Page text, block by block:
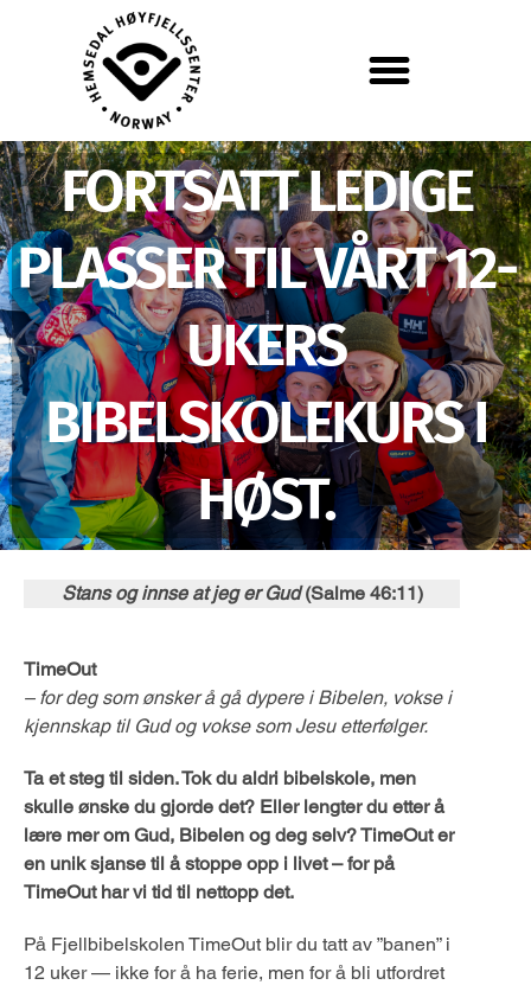
FORTSATT LEDIGE
PLASSER TIL VÅRT 12-
UKERS
BIBELSKOLEKURS I
HØST.
Stans og innse at jeg er Gud(Salme 46:11)
TimeOut
– fordeg som ønsker å gå dypere i Bibelen, vokse i
kjennskap til Gud og vokse som Jesu etterfølger.
Ta et steg til siden. Tok du aldri bibelskole, men
skulle ønske du gjorde det? Eller lengter du etter å
lære mer om Gud, Bibelen og deg selv? TimeOut er
en unik sjanse til å stoppe opp i livet – for på
TimeOut har vi tid til nettopp det.
På Fjellbibelskolen TimeOut blir du tatt av ”banen” i
12 uker — ikke for å ha ferie, men for å bli utfordret